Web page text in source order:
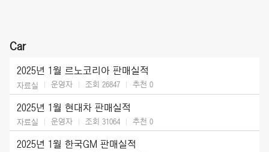
Car
2025년 1월 르노코리아 판매실적
자료실 운영자 조회 26847 추천 0
2025년 1월 현대차 판매실적
자료실 운영자 조회 31064 추천 0
2025년 1월 한국GM 판매실적